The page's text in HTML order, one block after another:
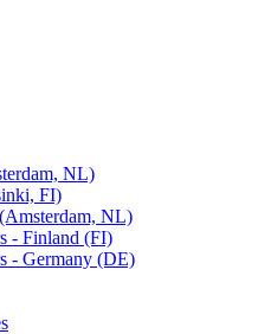
NL)
FI)
NL)
- Finland (FI)
- Germany (DE)